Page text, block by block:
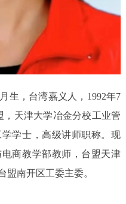
月生，台湾嘉义人， 1992年7
，天津大学冶金分校工业管
学士，高级讲师职称。现
商教学部教师，台盟天津
盟南开区工委主委。